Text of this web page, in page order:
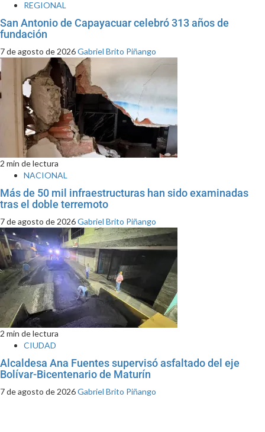
REGIONAL
San Antonio de Capayacuar celebró 313 años de
fundación
7 de agosto de 2026Gabriel Brito Piñango
2 min de lectura
NACIONAL
Más de 50 mil infraestructuras han sido examinadas
tras el doble terremoto
7 de agosto de 2026Gabriel Brito Piñango
2 min de lectura
CIUDAD
Alcaldesa Ana Fuentes supervisó asfaltado del eje
Bolívar-Bicentenario de Maturín
7 de agosto de 2026Gabriel Brito Piñango